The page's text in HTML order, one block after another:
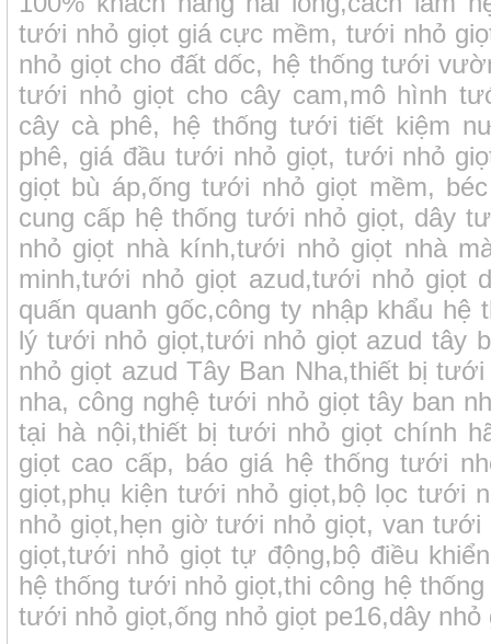
tưới nhỏ giọt giá cực mềm, tưới nhỏ
nhỏ giọt cho đất dốc, hệ thống tưới
tưới nhỏ giọt cho cây cam,mô hình
cây cà phê, hệ thống tưới tiết kiệm
phê, giá đầu tưới nhỏ giọt, tưới nhỏ
giọt bù áp,ống tưới nhỏ giọt mềm,
cung cấp hệ thống tưới nhỏ giọt, dây
nhỏ giọt nhà kính,tưới nhỏ giọt nhà
minh,tưới nhỏ giọt azud,tưới nhỏ giọt
quấn quanh gốc,công ty nhập khẩu hệ
lý tưới nhỏ giọt,tưới nhỏ giọt azud tây
nhỏ giọt azud Tây Ban Nha,thiết bị
nha, công nghệ tưới nhỏ giọt tây ban
tại hà nội,thiết bị tưới nhỏ giọt chính
giọt cao cấp, báo giá hệ thống tưới
giọt,phụ kiện tưới nhỏ giọt,bộ lọc tưới
nhỏ giọt,hẹn giờ tưới nhỏ giọt, van tưới
giọt,tưới nhỏ giọt tự động,bộ điều
hệ thống tưới nhỏ giọt,thi công hệ
tưới nhỏ giọt,ống nhỏ giọt pe16,dây nhỏ